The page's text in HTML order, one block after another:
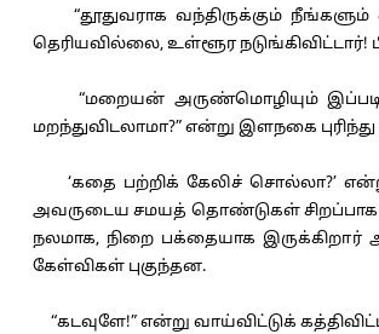
“தூதுவராக வந்திருக்கும் நீங்களும்
தெரியவில்லை, உள்ளூர
“மறையன் அருண்மொழியும் இப்படி
மறந்துவிடலாமா?” என்று இளநகை
‘கதை பற்றிக் கேலிச் சொல்லா?’
அவருடைய சமயத் தொண்டுகள் சிறப்பாக
நலமாக, நிறை பக்தையாக
கேள்விகள் புகுந்தன.
“கடவுளே!” என்று வாய்விட்டுக்